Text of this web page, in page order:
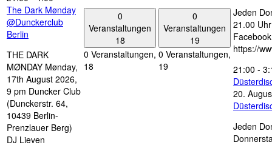
The Dark Mønday
@Dunckerclub
Berlin
THE DARK
MØNDAY Mønday,
17th August 2026,
9 pm Duncker Club
(Dunckerstr. 64,
10439 Berlin-
Prenzlauer Berg)
DJ Lieven
0
Veranstaltungen
18
0 Veranstaltungen,
18
0
Veranstaltungen
19
0 Veranstaltungen,
19
Jeden
21.00
https://
21:00 -
20.
Jeden